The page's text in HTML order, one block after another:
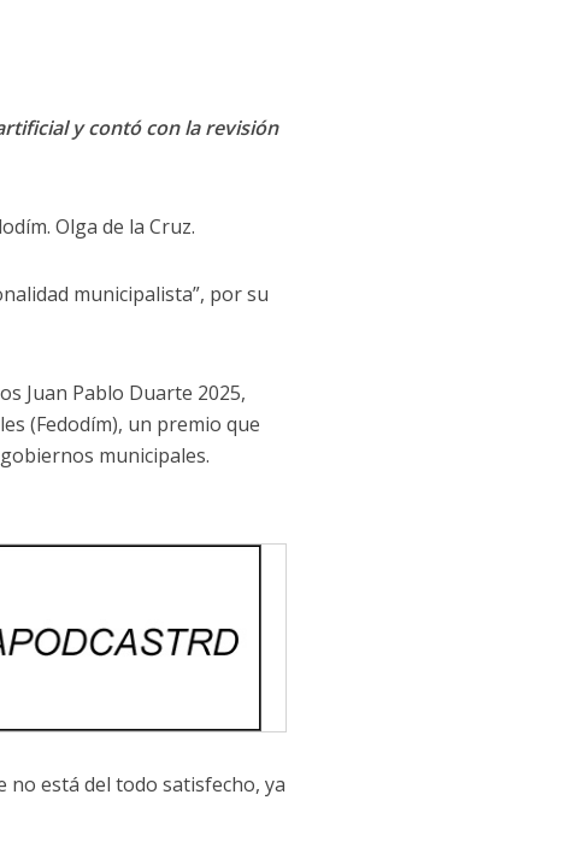
y contó con la revisión
Olga de la Cruz.
municipalista”, por su
Juan Pablo Duarte 2025,
(Fedodím), un premio que
municipales.
está del todo satisfecho, ya